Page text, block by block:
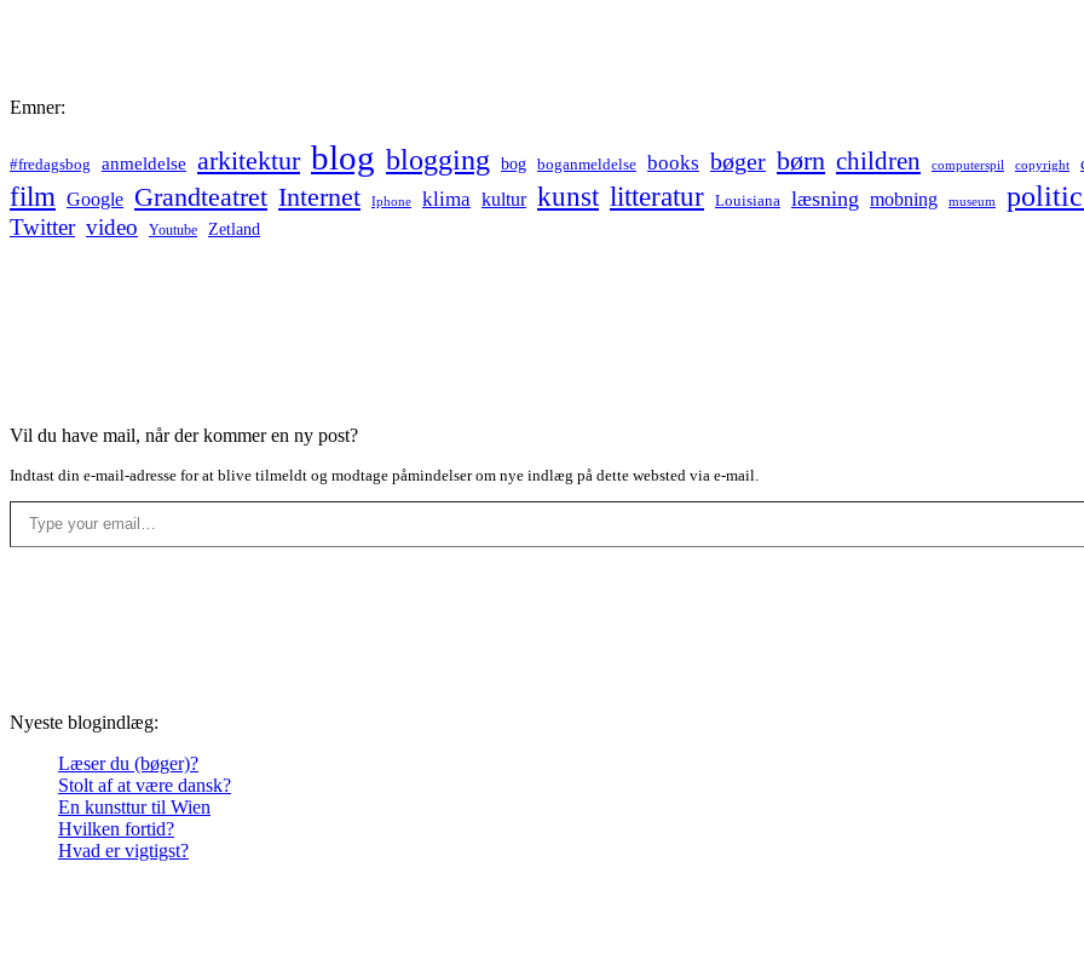
Emner:
#fredagsbog anmeldelse arkitektur blog blogging bog boganmeldelse books bøger børn children computerspil copyright
film Google Grandteatret Internet Iphone klima kultur kunst litteratur Louisiana læsning mobning museum
Twitter video Youtube Zetland
Vil du have mail, når der kommer en ny post?
Indtast din e-mail-adresse for at blive tilmeldt og modtage påmindelser om nye indlæg på dette websted via e-mail.
Type your email…
Nyeste blogindlæg:
Læser du (bøger)?
Stolt af at være dansk?
En kunsttur til Wien
Hvilken fortid?
Hvad er vigtigst?